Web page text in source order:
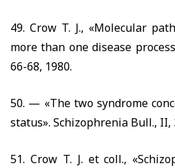
49. Crow T. J., «Molecular
more than one disease
66-68, 1980.
50. — «The two syndrome
status». Schizophrenia Bull., II,
51. Crow T. J. et coll.,